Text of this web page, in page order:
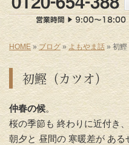
HOME »ブログ » よもやま話 » 初鰹
初鰹（カツオ）
仲春の候。
桜の季節も 終わりに近付き
朝夕と 昼間の 寒暖差が あ